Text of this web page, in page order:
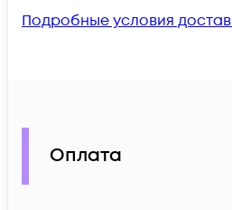
Подробные условия
Оплата